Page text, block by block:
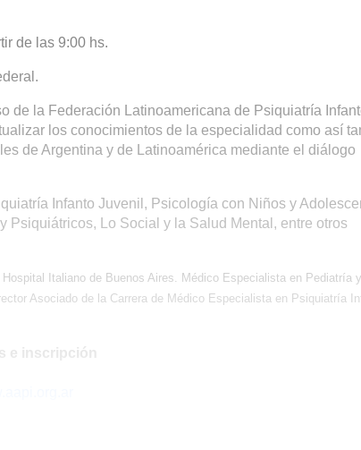
de las 9:00 hs.
de la Federación Latinoamericana de Psiquiatría
los conocimientos de la especialidad como así
de Argentina y de Latinoamérica mediante el diálogo
Infanto Juvenil, Psicología con Niños y
Psiquiátricos, Lo Social y la Salud Mental, entre otros
Italiano de Buenos Aires. Médico Especialista en Pediatría y
Asociado de la Carrera de Médico Especialista en Psiquiatría
e inscripción